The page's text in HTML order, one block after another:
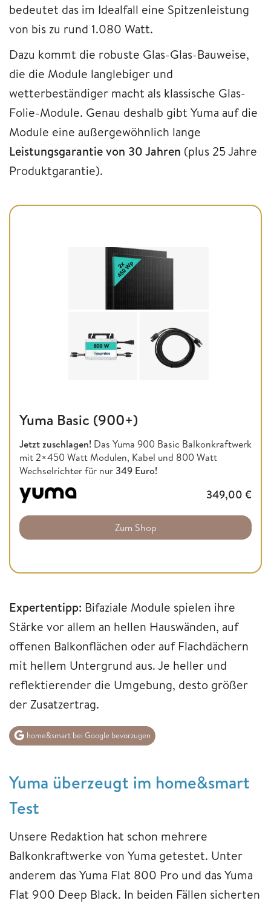
bedeutet das im Idealfall eine Spitzenleistung
von bis zu rund 1.080 Watt.
Dazu kommt die robuste Glas-Glas-Bauweise,
die die Module langlebiger und
wetterbeständiger macht als klassische Glas-
Folie-Module. Genau deshalb gibt Yuma auf die
Module eine außergewöhnlich lange
Leistungsgarantie von 30 Jahren (plus 25 Jahre
Produktgarantie).
Yuma Basic (900+)
Jetzt zuschlagen! Das Yuma 900 Basic Balkonkraftwerk
mit 2×450 Watt Modulen, Kabel und 800 Watt
Wechselrichter für nur 349 Euro!
349,00 €
Zum Shop
Expertentipp: Bifaziale Module spielen ihre
Stärke vor allem an hellen Hauswänden, auf
offenen Balkonflächen oder auf Flachdächern
mit hellem Untergrund aus. Je heller und
reflektierender die Umgebung, desto größer
der Zusatzertrag.
home&smart bei Google bevorzugen
Yuma überzeugt im home&smart
Test
Unsere Redaktion hat schon mehrere
Balkonkraftwerke von Yuma getestet. Unter
anderem das Yuma Flat 800 Pro und das Yuma
Flat 900 Deep Black. In beiden Fällen sicherten